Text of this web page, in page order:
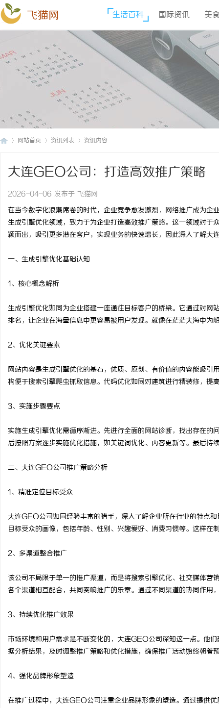
飞猫网 生活百科 国际资讯 美
网站首页 资讯列表 资讯内容
大连GEO公司：打造高效推广策略
2026-04-06 发布于 飞猫网
在当今数字化浪潮席卷的时代，企业竞争愈发激烈，网络推广成为企
生成引擎优化领域，致力于为企业打造高效推广策略。这一领域对
颖而出，吸引更多潜在客户，实现业务的快速增长，因此深入了解大
一、生成引擎优化基础认知
1、核心概念解析
生成引擎优化如同为企业搭建一座通往目标客户的桥梁。它通过对
排名，让企业在海量信息中更容易被用户发现。就像在茫茫大海中为
2、优化关键要素
网站内容是生成引擎优化的基石，优质、原创、有价值的内容能吸
构便于搜索引擎爬虫抓取信息。代码优化如同对建筑进行精装修，提
3、实施步骤要点
实施生成引擎优化需循序渐进。先进行全面的网站诊断，找出存在
后按照方案逐步实施优化措施，如关键词优化、内容更新等。最后持
二、大连GEO公司推广策略分析
1、精准定位目标受众
大连GEO公司如同经验丰富的猎手，深入了解企业所在行业的特点
目标受众的画像，包括年龄、性别、兴趣爱好、消费习惯等。这样在
2、多渠道整合推广
该公司不局限于单一的推广渠道，而是将搜索引擎优化、社交媒体
各个渠道相互配合，共同奏响推广的乐章。通过不同渠道的协同作用
3、持续优化推广效果
市场环境和用户需求是不断变化的，大连GEO公司深知这一点。他
据分析结果，及时调整推广策略和优化措施，确保推广活动始终朝着
4、强化品牌形象塑造
在推广过程中，大连GEO公司注重企业品牌形象的塑造。通过提供